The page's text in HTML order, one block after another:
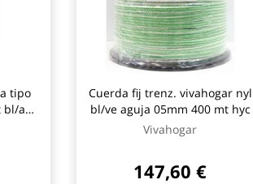
tipo
bl/az
Cuerda fij trenz. vivahogar nyl
bl/ve aguja 05mm 400 mt hyc
Vivahogar
147,60 €